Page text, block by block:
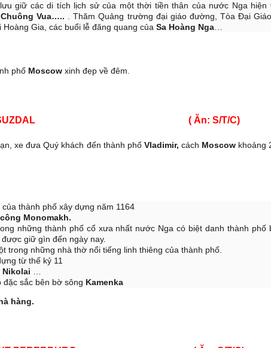
giữ các di tích lịch sử của một thời tiền thân của nước Nga
Vua….. . Thăm Quảng trường đại giáo đường, Tòa Đại
Gia, các buổi lễ đăng quang của Sa Hoàng Nga
phố Moscow xinh đẹp về đêm.
- SUZDAL ( Ăn: S/T/C)
xe đưa Quý khách đến thành phố Vladimir, cách Moscowkhoảng
thành phố xây dựng năm 1164
Monomakh.
những thành phố cổ xưa nhất nước Nga có biệt danh thành phố
giữ gìn đến ngày nay.
trong những nhà thờ nổi tiếng linh thiêng của thành phố.
từ thế kỷ 11
Nikolai
đặc sắc bên bờ sông Kamenka
hàng.